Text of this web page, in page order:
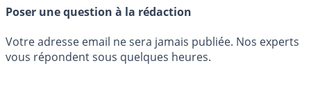
Poser une question à la rédaction
Votre adresse email ne sera jamais publiée. Nos experts
vous répondent sous quelques heures.